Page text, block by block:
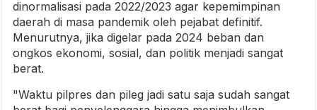
dinormalisasi pada 2022/2023 agar kepemimpinan
daerah di masa pandemik oleh pejabat definitif.
Menurutnya, jika digelar pada 2024 beban dan
ongkos ekonomi, sosial, dan politik menjadi sangat
berat.
"Waktu pilpres dan pileg jadi satu saja sudah sangat